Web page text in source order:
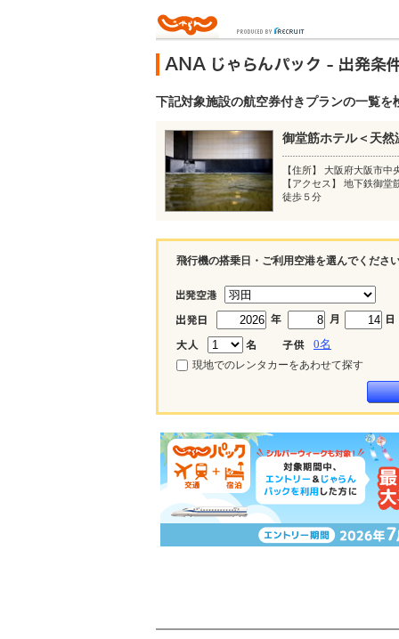
下記対象施設の航空券付きプランの一覧を
御堂筋ホテル＜天
【住所】 大阪府大阪市
【アクセス】 地下鉄御
徒歩５分
飛行機の搭乗日・ご利用空港を選んでくださ
0名
現地でのレンタカーをあわせて探す